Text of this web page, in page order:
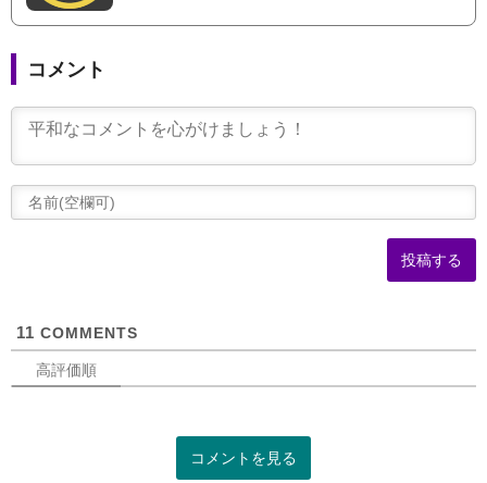
コメント
11 COMMENTS
高評価順
コメントを見る